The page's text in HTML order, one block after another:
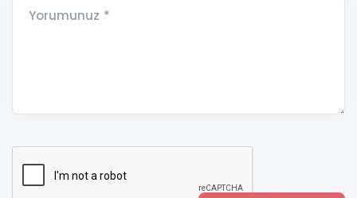
Yorumunuz *